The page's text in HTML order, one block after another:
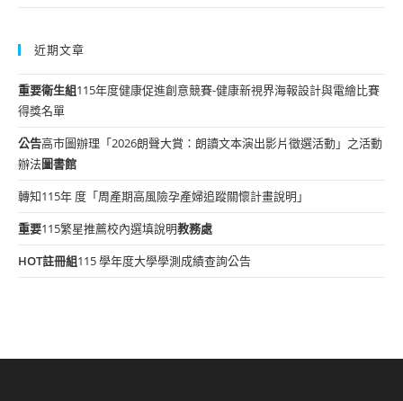
近期文章
重要衛生組115年度健康促進創意競賽-健康新視界海報設計與電繪比賽
得獎名單
公告高市圖辦理「2026朗聲大賞：朗讀文本演出影片徵選活動」之活動
辦法圖書館
轉知115年 度「周產期高風險孕產婦追蹤關懷計畫說明」
重要115繁星推薦校內選填說明教務處
HOT註冊組115 學年度大學學測成績查詢公告